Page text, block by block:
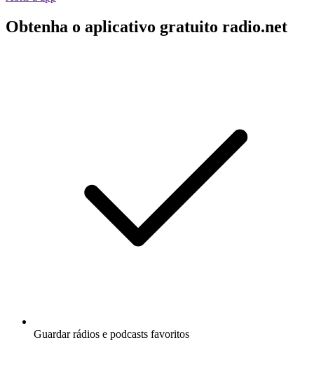
Obtenha o aplicativo gratuito radio.net
Guardar rádios e podcasts favoritos